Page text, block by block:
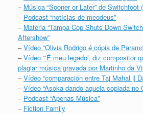
– Música “Sooner or Later” de
– Podcast “notícias de meodeus”
– Matéria “Tampa Cop Shuts Down
Aftershow”
–Vídeo “Olivia Rodrigo é cópia de
–Vídeo “‘É meu legado’, diz compositor
plagiar música gravada por Martinho da
–Vídeo “comparación entre Taj Mahal ||
–Vídeo “Asoka dando aquela copiada no
– Podcast “Apenas Música”
– Fiction Family